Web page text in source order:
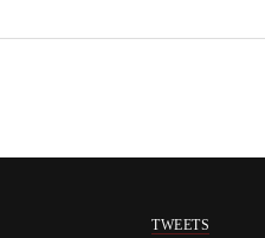
TWEETS